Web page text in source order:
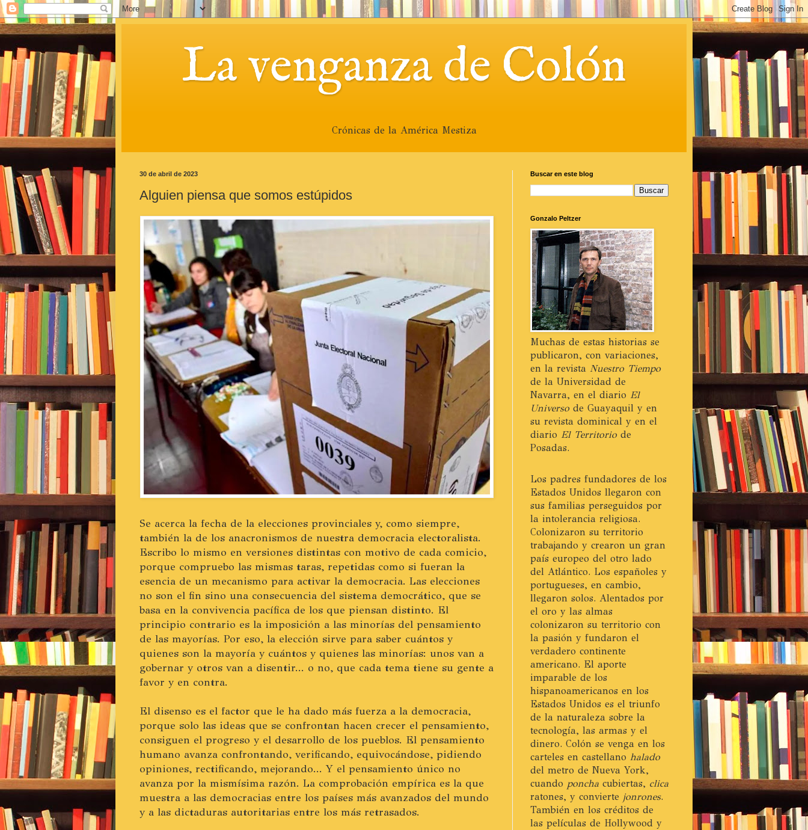
La venganza de Colón
Crónicas de la América Mestiza
30 de abril de 2023
Alguien piensa que somos estúpidos
Se acerca la fecha de la elecciones provinciales y, como siempre,
también la de los anacronismos de nuestra democracia electoralista.
Escribo lo mismo en versiones distintas con motivo de cada comicio,
porque compruebo las mismas taras, repetidas como si fueran la
esencia de un mecanismo para activar la democracia. Las elecciones
no son el fin sino una consecuencia del sistema democrático, que se
basa en la convivencia pacífica de los que piensan distinto. El
principio contrario es la imposición a las minorías del pensamiento
de las mayorías. Por eso, la elección sirve para saber cuántos y
quienes son la mayoría y cuántos y quienes las minorías: unos van a
gobernar y otros van a disentir... o no, que cada tema tiene su gente a
favor y en contra.
El disenso es el factor que le ha dado más fuerza a la democracia,
porque solo las ideas que se confrontan hacen crecer el pensamiento,
consiguen el progreso y el desarrollo de los pueblos. El pensamiento
humano avanza confrontando, verificando, equivocándose, pidiendo
opiniones, rectificando, mejorando... Y el pensamiento único no
avanza por la mismísima razón. La comprobación empírica es la que
muestra a las democracias entre los países más avanzados del mundo
y a las dictaduras autoritarias entre los más retrasados.
Buscar en este blog
Gonzalo Peltzer
Muchas de estas historias se
publicaron, con variaciones,
en la revista Nuestro Tiempo
de la Universidad de
Navarra, en el diario El
Universode Guayaquil y en
su revista dominical y en el
diario El Territoriode
Posadas.
Los padres fundadores de los
Estados Unidos llegaron con
sus familias perseguidos por
la intolerancia religiosa.
Colonizaron su territorio
trabajando y crearon un gran
país europeo del otro lado
del Atlántico. Los españoles y
portugueses, en cambio,
llegaron solos. Alentados por
el oro y las almas
colonizaron su territorio con
la pasión y fundaron el
verdadero continente
americano. El aporte
imparable de los
hispanoamericanos en los
Estados Unidos es el triunfo
de la naturaleza sobre la
tecnología, las armas y el
dinero. Colón se venga en los
carteles en castellano halado
del metro de Nueva York,
cuando poncha cubiertas, clica
ratones, y convierte jonrones.
También en los créditos de
las películas de Hollywood y